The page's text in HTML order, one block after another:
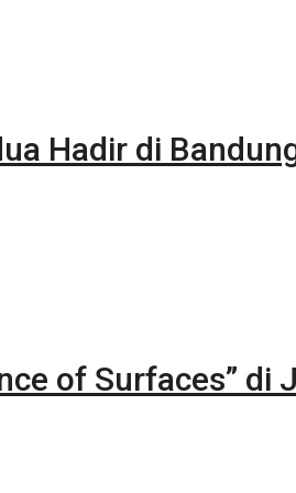
Hadir di
of Surfaces” di